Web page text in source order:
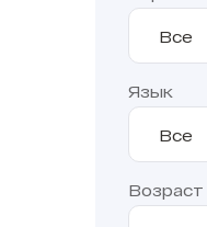
Все
Язык
Все
Возраст